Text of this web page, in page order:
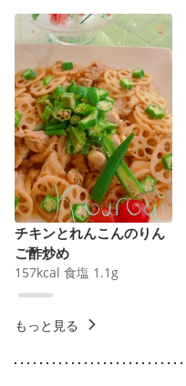
チキンとれんこんのりん
ご酢炒め
157kcal 食塩 1.1 g
もっと見る